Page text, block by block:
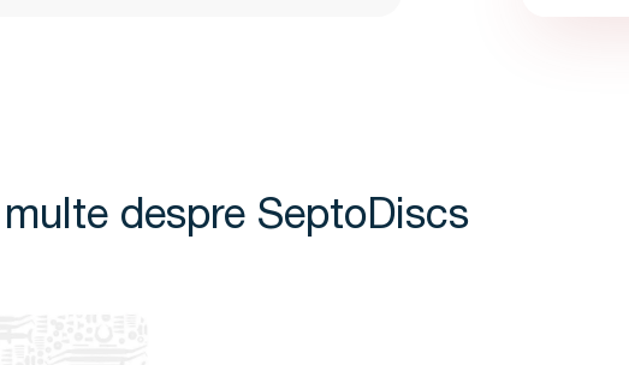
despre SeptoDiscs